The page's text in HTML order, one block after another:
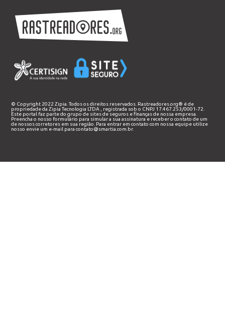
© Copyright 2022 Zipia. Todos os direitos reservados. Rastreadores.org® é de
propriedade daZipia Tecnologia LTDA
, registrada sob o CNPJ 17.467.253/0001-72.
Este portal faz parte do grupo de sites de seguros e finanças de nossa empresa.
Preencha o nosso formulário para simular a sua assinatura e receber o contato de um
de nossos corretores em sua região. Para entrar em contato com nossa equipe utilize
nosso envie um e-mail paracontato@smartia.com.br.